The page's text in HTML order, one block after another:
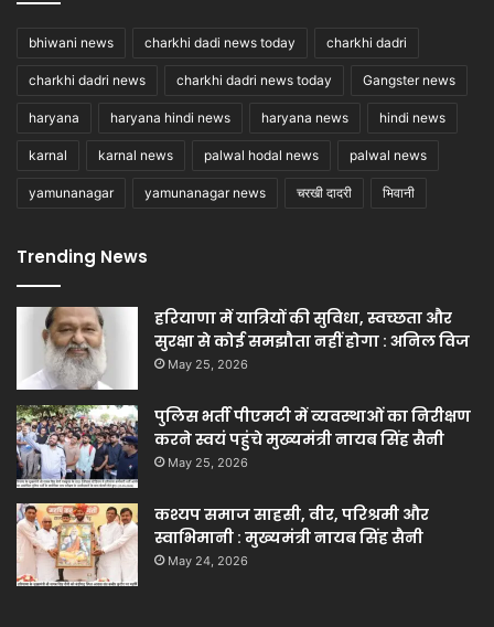
bhiwani news charkhi dadi news today charkhi dadri
charkhi dadri news charkhi dadri news today Gangster news
haryana haryana hindi news haryana news hindi news
karnal karnal news palwal hodal news palwal news
yamunanagar yamunanagar news चरखी दादरी भिवानी
Trending News
हरियाणा में यात्रियों की सुविधा, स्वच्छता और
सुरक्षा से कोई समझौता नहीं होगा : अनिल विज
May 25, 2026
पुलिस भर्ती पीएमटी में व्यवस्थाओं का निरीक्षण
करने स्वयं पहुंचे मुख्यमंत्री नायब सिंह सैनी
May 25, 2026
कश्यप समाज साहसी, वीर, परिश्रमी और
स्वाभिमानी : मुख्यमंत्री नायब सिंह सैनी
May 24, 2026